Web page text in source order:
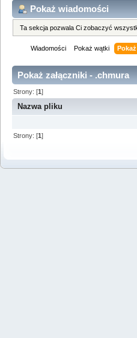
Pokaż wiadomości
Ta sekcja pozwala Ci zobaczyć
Wiadomości Pokaż wątki
Pokaż załączniki - .chmura
Strony: [1]
Nazwa pliku
Strony: [1]